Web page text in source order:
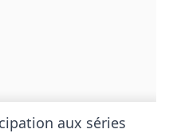
aux séries